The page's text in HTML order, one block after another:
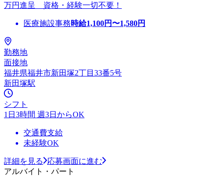
万円進呈 資格・経験一切不要！
医療施設事務時給1,100円〜1,580円
勤務地
面接地
福井県福井市新田塚2丁目33番5号
新田塚駅
シフト
1日3時間 週3日からOK
交通費支給
未経験OK
詳細を見る
応募画面に進む
アルバイト・パート